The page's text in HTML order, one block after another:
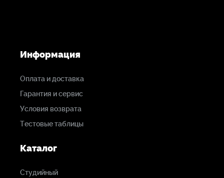
Информация
Оплата и доставка
Гарантия и сервис
Условия возврата
Тестовые таблицы
Каталог
Студийный